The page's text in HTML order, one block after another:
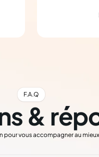
F.A.Q
&
pour vous accompagner au